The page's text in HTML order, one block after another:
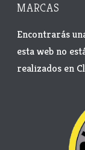
MARCAS
Encontrarás
esta web no
realizados en